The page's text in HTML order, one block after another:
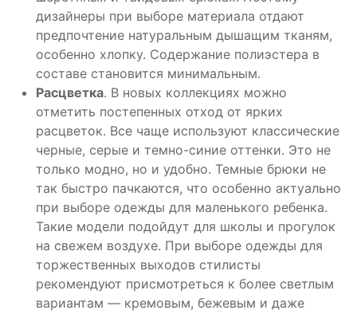
дизайнеры при выборе материала отдают
предпочтение натуральным дышащим тканям,
особенно хлопку. Содержание полиэстера в
составе становится минимальным.
Расцветка. В новых коллекциях можно
отметить постепенных отход от ярких
расцветок. Все чаще используют классические
черные, серые и темно-синие оттенки. Это не
только модно, но и удобно. Темные брюки не
так быстро пачкаются, что особенно актуально
при выборе одежды для маленького ребенка.
Такие модели подойдут для школы и прогулок
на свежем воздухе. При выборе одежды для
торжественных выходов стилисты
рекомендуют присмотреться к более светлым
вариантам — кремовым, бежевым и даже